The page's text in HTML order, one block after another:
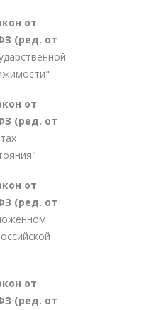
от
(ред. от
от
(ред. от
от
(ред. от
от
(ред. от